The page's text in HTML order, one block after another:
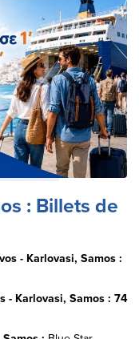
: Billets de
- Karlovasi, Samos :
- Karlovasi, Samos : 74